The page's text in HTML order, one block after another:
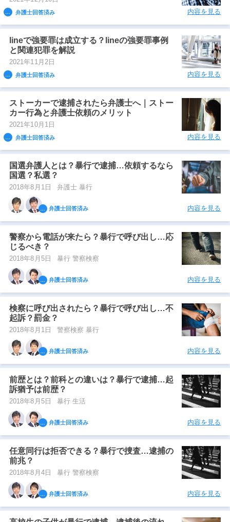
弁護士回答済み 内容を見る
lineで強要罪は成立する？lineの強要罪事例
と関連犯罪を解説
2021年11月2日
弁護士回答済み 内容を見る
ストーカーで逮捕されたら弁護士へ｜ストー
カー行為と弁護士依頼のメリット
2021年10月1日
弁護士回答済み 内容を見る
国選弁護人とは？暴行で逮捕…依頼するなら
国選？私選？
2018年8月1日 弁護士 暴行
弁護士回答済み 内容を見る
警察から電話が来たら？暴行で呼び出し…応
じるべき？
2018年8月5日 暴行 警察検察
弁護士回答済み 内容を見る
検察に呼び出されたら？暴行で呼び出し…不
起訴？罰金？
2018年8月1日 警察検察 暴行
弁護士回答済み 内容を見る
前歴とは？前科との違いは？暴行で逮捕…起
訴猶予は前歴？
2018年8月5日 暴行 生活
弁護士回答済み 内容を見る
任意同行は拒否できる？暴行で捜査…逮捕の
前兆？
2018年8月4日 暴行 警察検察
弁護士回答済み 内容を見る